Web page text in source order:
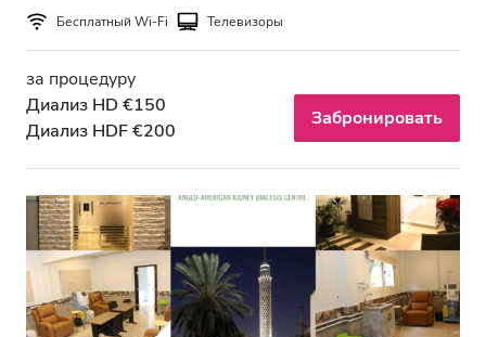
Бесплатный Wi-Fi Телевизоры
за процедуру
Диализ HD €150
Диализ HDF €200
Забронировать